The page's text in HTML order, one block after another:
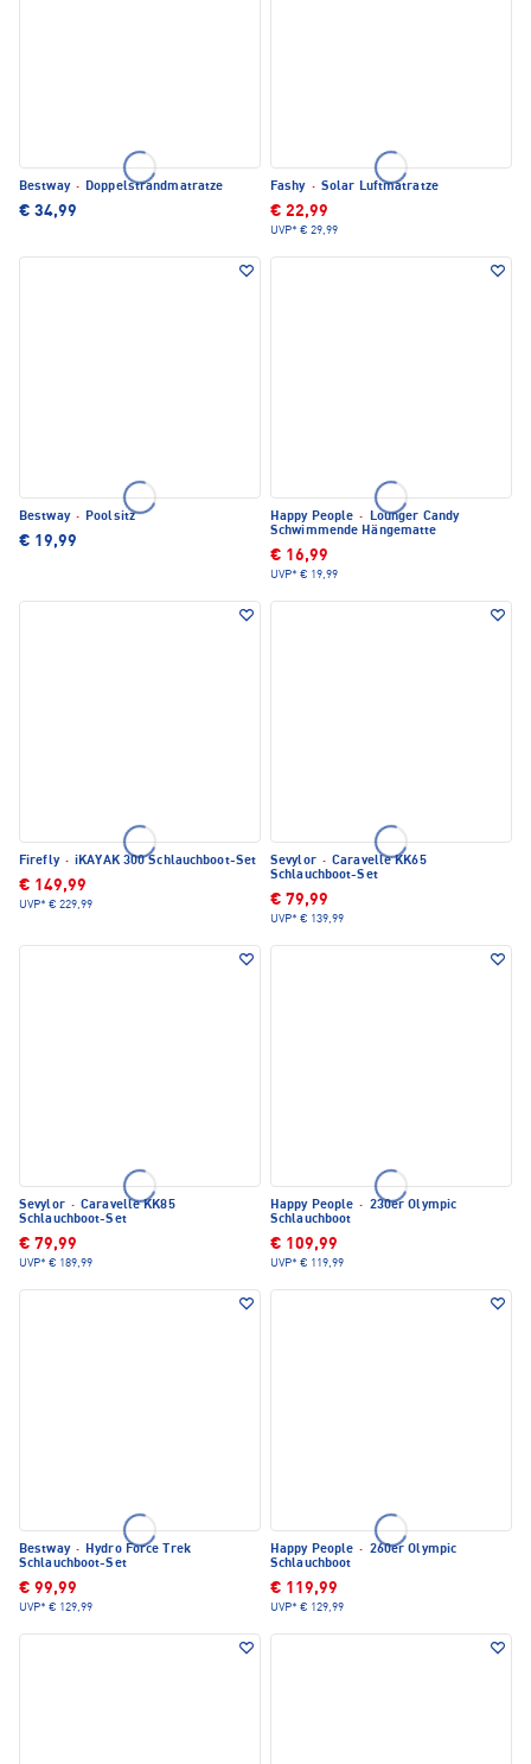
Bestway · Doppelstrandmatratze
€ 34,99
Fashy · Solar Luftmatratze
€ 22,99
UVP* € 29,99
Bestway · Poolsitz
€ 19,99
Happy People ·
Lounger Candy
Schwimmende Hängematte
€ 16,99
UVP* € 19,99
Firefly · iKAYAK 300 Schlauchboot-Set
€ 149,99
UVP* € 229,99
Sevylor · Caravelle KK65
Schlauchboot-Set
€ 79,99
UVP* € 139,99
Sevylor · Caravelle KK85
Schlauchboot-Set
€ 79,99
UVP* € 189,99
Happy People · 230er Olympic
Schlauchboot
€ 109,99
UVP* € 119,99
Bestway · Hydro Force Trek
Schlauchboot-Set
€ 99,99
UVP* € 129,99
Happy People · 260er Olympic
Schlauchboot
€ 119,99
UVP* € 129,99